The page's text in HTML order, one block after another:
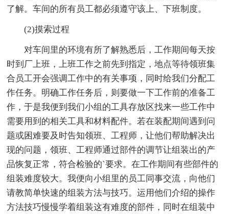
了解。车间的所有员工都必须遵守该上、下班制度。
(2)摸索过程
对车间里的环境有所了解熟悉后，工作期间每天按
时到厂上班，上班工作之前先到指定，地点等待领班集
合员工开会强调工作中的有关事项，同时给我们分配工
作任务。明确工作任务后，则要做一下工作前的准备工
作，于是我便到我们小组的工具存放区找来一些工作中
需要用到的相关工具和材料配件。若在装配期间遇到问
题或困难要及时告知领班、工程师，让他们帮助解决出
现的问题，领班、工程师通过部件的调节让组装出的产
品恢复正常，符合检验的`要求。在工作期间有些部件的
组装难度较大。我便向小组里的员工同事交流，向他们
请教简单快速的组装方法与技巧。运用他们介绍的操作
方法技巧慢慢学着组装这有难度的部件，同时在组装中